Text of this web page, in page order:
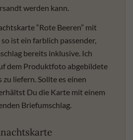
werden kann.
“Rote Beeren” mit
ist ein farblich passender,
bereits inklusive. Ich
dem Produktfoto abgebildete
zu liefern. Sollte es einen
Du die Karte mit einem
Briefumschlag.